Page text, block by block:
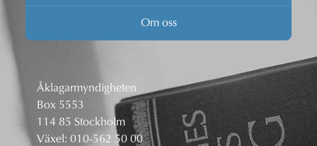
Om oss
Åklagarmyndigheten
Box 5553
114 85 Stockholm
Växel: 010-562 50 00